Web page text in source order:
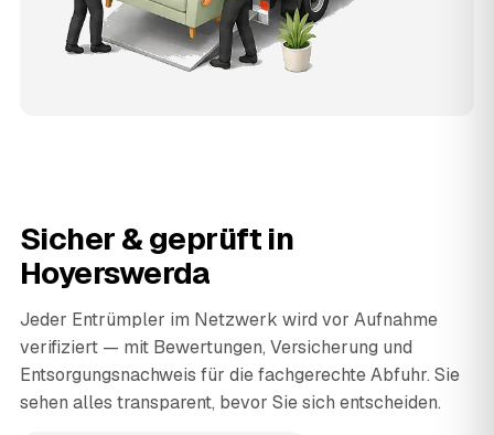
Sicher & geprüft in
Hoyerswerda
Jeder Entrümpler im Netzwerk wird vor Aufnahme
verifiziert — mit Bewertungen, Versicherung und
Entsorgungsnachweis für die fachgerechte Abfuhr. Sie
sehen alles transparent, bevor Sie sich entscheiden.